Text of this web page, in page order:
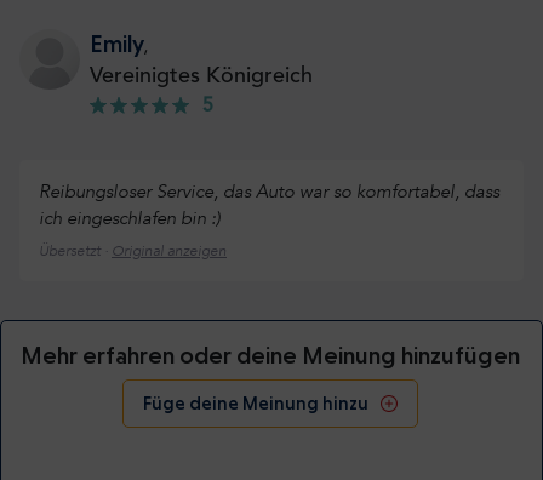
Emily,
Vereinigtes Königreich
5
Reibungsloser Service, das Auto war so komfortabel, dass
ich eingeschlafen bin :)
Übersetzt · Original anzeigen
Mehr erfahren oder deine Meinung hinzufügen
Füge deine Meinung hinzu